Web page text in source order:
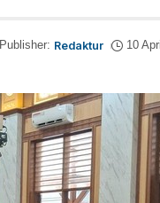
Publisher: Redaktur 10